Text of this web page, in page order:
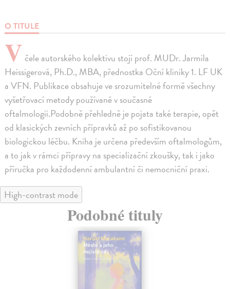
O TITULE
Včele autorského kolektivu stojí prof. MUDr. Jarmila
Heissigerová, Ph.D., MBA, přednostka Oční kliniky 1. LF UK
a VFN. Publikace obsahuje ve srozumitelné formě všechny
vyšetřovací metody používané v současné
oftalmologii.Podobně přehledně je pojata také terapie, opět
od klasických zevních přípravků až po sofistikovanou
biologickou léčbu. Kniha je určena především oftalmologům,
a to jak v rámci přípravy na specializační zkoušky, tak i jako
příručka pro každodenní ambulantní či nemocniční praxi.
High-contrast mode
Podobné tituly